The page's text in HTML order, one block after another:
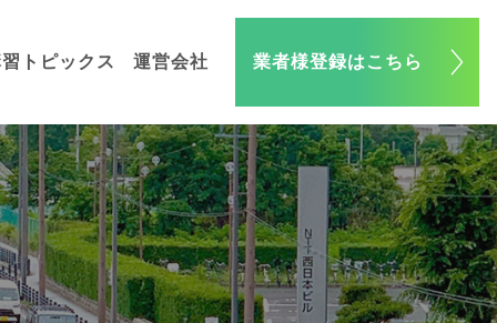
トピックス 運営会社 業者様登録はこちら